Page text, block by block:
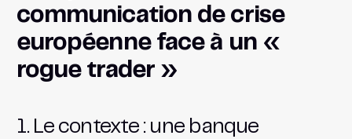
communication de crise
européenne face à un «
rogue trader »
1. Le contexte : une banque